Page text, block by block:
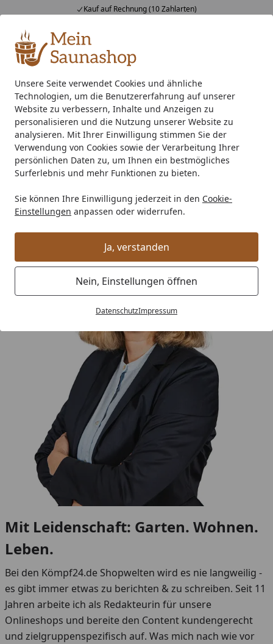
Unsere Seite verwendet Cookies und ähnliche
Technologien, um die Benutzererfahrung auf unserer
Website zu verbessern, Inhalte und Anzeigen zu
personalisieren und die Nutzung unserer Website zu
analysieren. Mit Ihrer Einwilligung stimmen Sie der
Verwendung von Cookies sowie der Verarbeitung Ihrer
persönlichen Daten zu, um Ihnen ein bestmögliches
Surferlebnis und mehr Funktionen zu bieten.
Sie können Ihre Einwilligung jederzeit in den Cookie-
Einstellungen anpassen oder widerrufen.
Ja, verstanden
Nein, Einstellungen öffnen
DatenschutzImpressum
Kauf auf Rechnung (10 Zahlarten)
Alle Produkte
Mein Konto
Suchen
Startseite
Autorin G. Wachowski
Gerrit Wachowski
Mit Leidenschaft: Garten. Wohnen.
Leben.
Bei den Kömpf24.de Shopwelten wird es nie langweilig -
es gibt immer etwas zu berichten & zu schreiben. Seit 11
Jahren arbeite ich als Redakteurin für unsere
Onlineshops und bereite den Content kundengerecht
und zielgruppenspezifisch auf. Was mich nach wie vor